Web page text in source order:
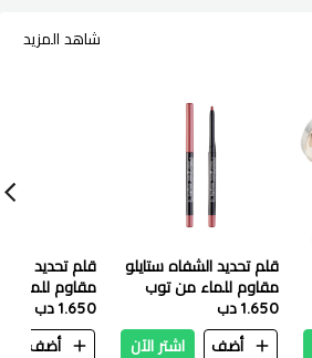
شاهد المزيد
قلم تحديد الشفاه ستايلو
مقاوم للماء من توب
فيس PT618 - 001
1.650 دب
أضف
اشتر الآن
قلم تحديد
مقاوم للماء
فيس PT618 - 014
1.650 دب
أضف